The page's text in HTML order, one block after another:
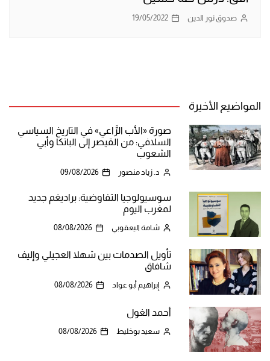
صدوق نور الدين 19/05/2022
المواضيع الأخيرة
صورة «الأب الرَّاعي» في التاريخ السياسي
السلافي: من القيصر إلى الباتكا وأبي
الشعوب
د. زياد منصور 09/08/2026
سوسيولوجيا التفاوضية: براديغم جديد
لمغرب اليوم
شامة اليعقوبي 08/08/2026
تأويل الصدمات بين شهلا العجيلي وإليف
شافاق
إبراهيم أبو عواد 08/08/2026
أحمد الغول
سعيد بوخليط 08/08/2026